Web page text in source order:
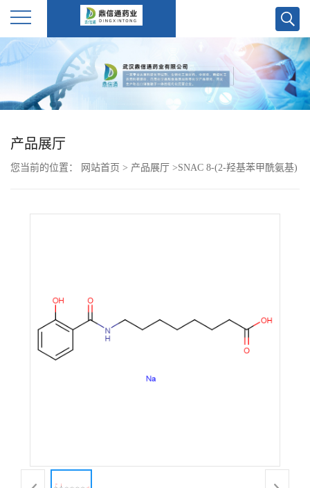
公
产
产品展厅
您当前的位置： 网站首页 > 产品展厅 >SNAC 8-(2-羟基苯甲酰氨基)